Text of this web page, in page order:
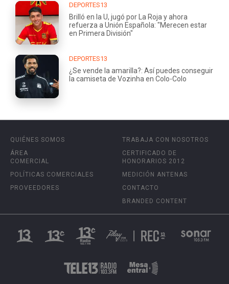
DEPORTES13
Brilló en la U, jugó por La Roja y ahora
refuerza a Unión Española: "Merecen estar
en Primera División"
DEPORTES13
¿Se vende la amarilla?: Así puedes conseguir
la camiseta de Vozinha en Colo-Colo
QUIÉNES SOMOS
ÁREA
COMERCIAL
POLÍTICAS COMERCIALES
PROVEEDORES
TRABAJA CON NOSOTROS
CERTIFICADO DE
HONORARIOS 2012
MEDICIÓN ANTENAS
CONTACTO
BRANDED CONTENT